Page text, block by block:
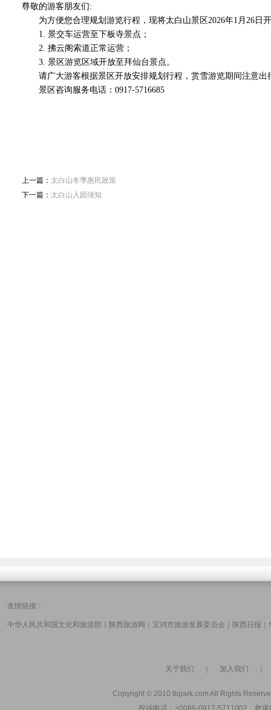
尊敬的游客朋友们:
为方便您合理规划游览行程，现将太白山景区2026年1月26日
1. 景交车运营至下板寺景点；
2. 拂云阁索道正常运营；
3. 景区游览区域开放至拜仙台景点。
请广大游客根据景区开放安排规划行程，赏雪游览期间注意出
景区咨询服务电话：0917-5716685
上一篇： 太白山冬季惠民政策
下一篇： 太白山入园须知
友情链接：
中华人民共和国文化和旅游部 陕西旅游网 宝鸡市旅游发展委员会 陕西日报
关于我们 加入我们
Copyright © 2010 tbpark.com All Rights
投诉电话：+0086-0917-5711002 救